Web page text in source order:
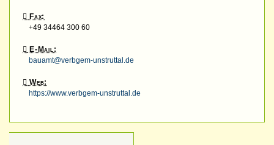
Fax:
+49 34464 300 60
E-Mail:
bauamt@verbgem-unstruttal.de
Web:
https://www.verbgem-unstruttal.de